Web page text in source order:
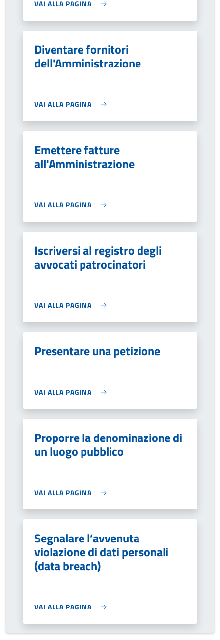
VAI ALLA PAGINA
Diventare fornitori
dell'Amministrazione
VAI ALLA PAGINA
Emettere fatture
all'Amministrazione
VAI ALLA PAGINA
Iscriversi al registro degli
avvocati patrocinatori
VAI ALLA PAGINA
Presentare una petizione
VAI ALLA PAGINA
Proporre la denominazione di
un luogo pubblico
VAI ALLA PAGINA
Segnalare l’avvenuta
violazione di dati personali
(data breach)
VAI ALLA PAGINA